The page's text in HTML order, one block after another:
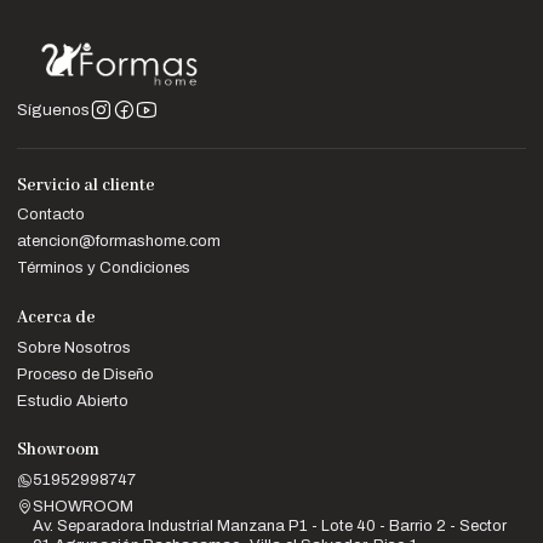
Síguenos
Servicio al cliente
Contacto
atencion@formashome.com
Términos y Condiciones
Acerca de
Sobre Nosotros
Proceso de Diseño
Estudio Abierto
Showroom
51952998747
SHOWROOM
Av. Separadora Industrial Manzana P1 - Lote 40 - Barrio 2 - Sector